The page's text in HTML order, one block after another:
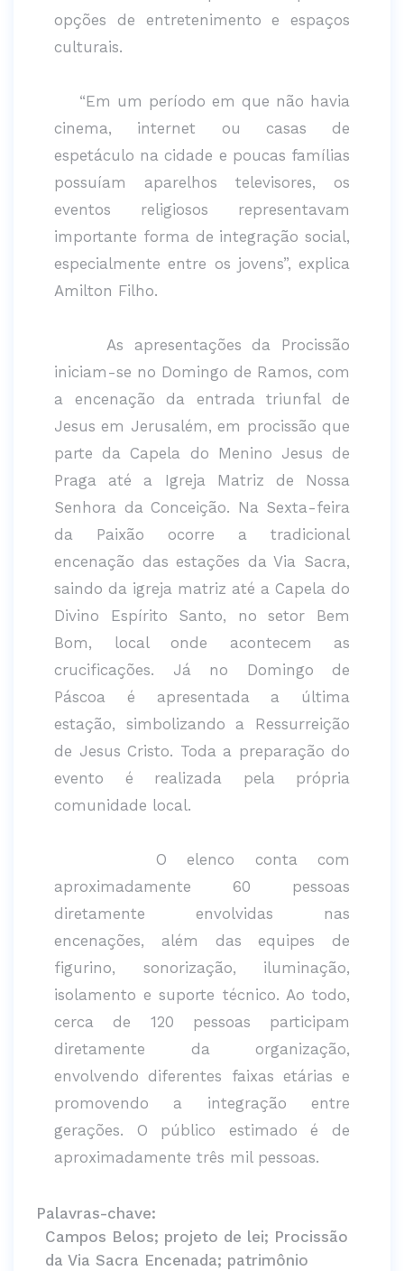
opções de entretenimento e espaços
culturais.
“Em um período em que não havia
cinema, internet ou casas de
espetáculo na cidade e poucas famílias
possuíam aparelhos televisores, os
eventos religiosos representavam
importante forma de integração social,
especialmente entre os jovens”, explica
Amilton Filho.
As apresentações da Procissão
iniciam-se no Domingo de Ramos, com
a encenação da entrada triunfal de
Jesus em Jerusalém, em procissão que
parte da Capela do Menino Jesus de
Praga até a Igreja Matriz de Nossa
Senhora da Conceição. Na Sexta-feira
da Paixão ocorre a tradicional
encenação das estações da Via Sacra,
saindo da igreja matriz até a Capela do
Divino Espírito Santo, no setor Bem
Bom, local onde acontecem as
crucificações. Já no Domingo de
Páscoa é apresentada a última
estação, simbolizando a Ressurreição
de Jesus Cristo. Toda a preparação do
evento é realizada pela própria
comunidade local.
O elenco conta com
aproximadamente 60 pessoas
diretamente envolvidas nas
encenações, além das equipes de
figurino, sonorização, iluminação,
isolamento e suporte técnico. Ao todo,
cerca de 120 pessoas participam
diretamente da organização,
envolvendo diferentes faixas etárias e
promovendo a integração entre
gerações. O público estimado é de
aproximadamente três mil pessoas.
Palavras-chave:
Campos Belos; projeto de lei; Procissão
da Via Sacra Encenada; patrimônio